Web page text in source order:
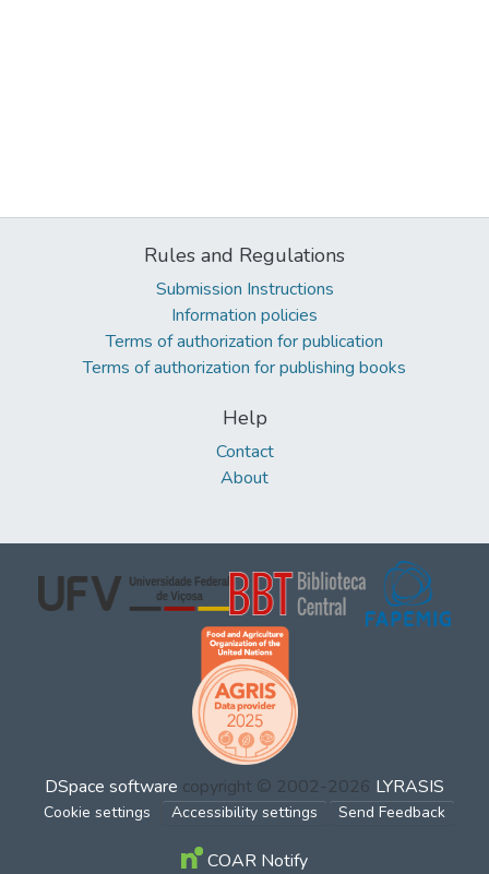
Rules and Regulations
Submission Instructions
Information policies
Terms of authorization for publication
Terms of authorization for publishing books
Help
Contact
About
DSpace software copyright © 2002-2026 LYRASIS
Cookie settings Accessibility settings Send Feedback
COAR Notify